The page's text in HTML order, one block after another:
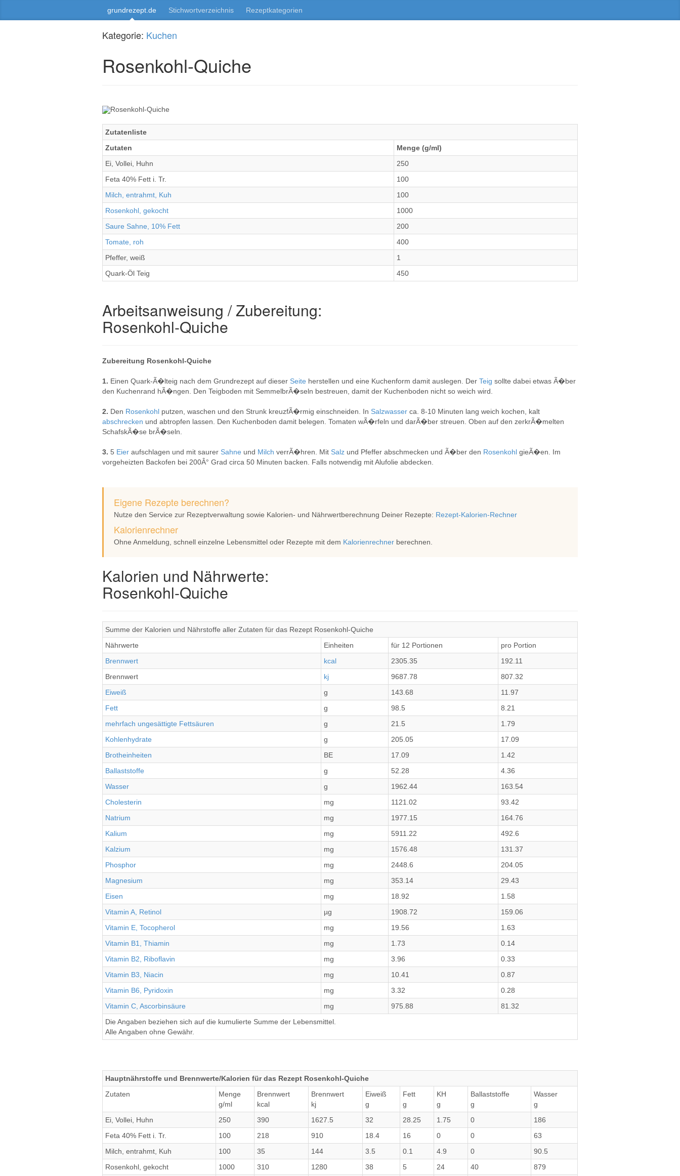
grundrezept.de Stichwortverzeichnis Rezeptkategorien
Kategorie: Kuchen
Rosenkohl-Quiche
Zutatenliste
Zutaten
Menge (g/ml)
Ei, Vollei, Huhn
250
Feta 40% Fett i. Tr.
100
Milch, entrahmt, Kuh
100
Rosenkohl, gekocht
1000
Saure Sahne, 10% Fett
200
Tomate, roh
400
Pfeffer, weiß
1
Quark-Öl Teig
450
Arbeitsanweisung / Zubereitung:
Rosenkohl-Quiche
Zubereitung Rosenkohl-Quiche
1. Einen Quark-Ã�lteig nach dem Grundrezept auf dieser Seite herstellen und eine Kuchenform damit auslegen. Der Teig sollte dabei etwas Ã�ber
den Kuchenrand hÃ�ngen. Den Teigboden mit SemmelbrÃ�seln bestreuen, damit der Kuchenboden nicht so weich wird.
2. Den Rosenkohl putzen, waschen und den Strunk kreuzfÃ�rmig einschneiden. In Salzwasser ca. 8-10 Minuten lang weich kochen, kalt
abschrecken und abtropfen lassen. Den Kuchenboden damit belegen. Tomaten wÃ�rfeln und darÃ�ber streuen. Oben auf den zerkrÃ�melten
SchafskÃ�se brÃ�seln.
3. 5 Eier aufschlagen und mit saurer Sahne und Milch verrÃ�hren. Mit Salz und Pfeffer abschmecken und Ã�ber den Rosenkohl gieÃ�en. Im
vorgeheizten Backofen bei 200Â° Grad circa 50 Minuten backen. Falls notwendig mit Alufolie abdecken.
Eigene Rezepte berechnen?
Nutze den Service zur Rezeptverwaltung sowie Kalorien- und Nährwertberechnung Deiner Rezepte: Rezept-Kalorien-Rechner
Kalorienrechner
Ohne Anmeldung, schnell einzelne Lebensmittel oder Rezepte mit dem Kalorienrechner berechnen.
Kalorien und Nährwerte:
Rosenkohl-Quiche
Summe der Kalorien und Nährstoffe aller Zutaten für das Rezept Rosenkohl-Quiche
Nährwerte
Einheiten für 12 Portionen
pro Portion
Brennwert
kcal 2305.35
192.11
Brennwert
kj 9687.78
807.32
Eiweiß
g 143.68
11.97
Fett
g 98.5
8.21
mehrfach ungesättigte Fettsäuren
g 21.5
1.79
Kohlenhydrate
g 205.05
17.09
Brotheinheiten
BE 17.09
1.42
Ballaststoffe
g 52.28
4.36
Wasser
g 1962.44
163.54
Cholesterin
mg 1121.02
93.42
Natrium
mg 1977.15
164.76
Kalium
mg 5911.22
492.6
Kalzium
mg 1576.48
131.37
Phosphor
mg 2448.6
204.05
Magnesium
mg 353.14
29.43
Eisen
mg 18.92
1.58
Vitamin A, Retinol
µg 1908.72
159.06
Vitamin E, Tocopherol
mg 19.56
1.63
Vitamin B1, Thiamin
mg 1.73
0.14
Vitamin B2, Riboflavin
mg 3.96
0.33
Vitamin B3, Niacin
mg 10.41
0.87
Vitamin B6, Pyridoxin
mg 3.32
0.28
Vitamin C, Ascorbinsäure
mg 975.88
81.32
Die Angaben beziehen sich auf die kumulierte Summe der Lebensmittel.
Alle Angaben ohne Gewähr.
Hauptnährstoffe und Brennwerte/Kalorien für das Rezept Rosenkohl-Quiche
Zutaten
Menge
g/ml
Brennwert
kcal
Brennwert
kj
Eiweiß
g
Fett
g
KH
g
Ballaststoffe
g
Wasser
g
Ei, Vollei, Huhn
250 390 1627.5 32 28.25 1.75 0
186
Feta 40% Fett i. Tr.
100 218 910 18.4 16 0 0
63
Milch, entrahmt, Kuh
100 35 144 3.5 0.1 4.9 0
90.5
Rosenkohl, gekocht
1000 310 1280 38 5 24 40
879